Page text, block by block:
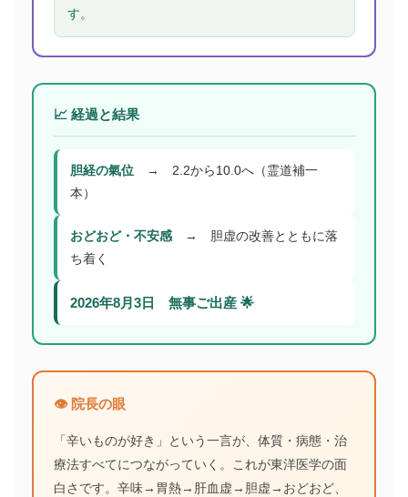
す。
📈 経過と結果
胆経の氣位→ 2.2から10.0へ（霊道補一
本）
おどおど・不安感→ 胆虚の改善とともに落
ち着く
2026年8月3日 無事ご出産 🌟
👁️ 院長の眼
「辛いものが好き」という一言が、体質・病態・治
療法すべてにつながっていく。これが東洋医学の面
白さです。辛味→胃熱→肝血虚→胆虚→おどおど、